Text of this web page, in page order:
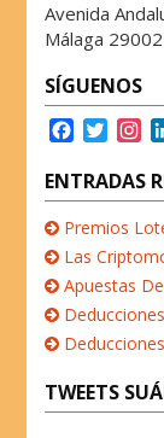
Avenida
Málaga 29002
SÍGUENOS
c
e
b
o
k
T
i
t
t
e
r
s
t
a
g
r
a
m
ENTRADAS
Premios
Las
Apuestas
TWEETS